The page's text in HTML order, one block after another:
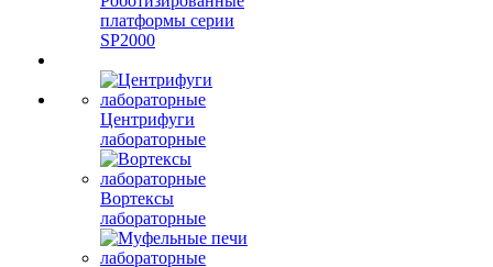
платформы серии
SP2000
Центрифуги
лабораторные
Вортексы
лабораторные